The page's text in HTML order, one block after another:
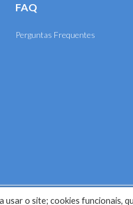
FAQ
Perguntas Frequentes
usar o site; cookies funcionais,